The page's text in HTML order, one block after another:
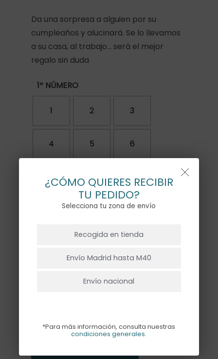
Da una sorpresa a alguien por su
cumpleaños y alucinará. Se lo llevamos
a su casa, al trabajo… será el mejor
regalo sin duda
1º NÚMERO
1 2 3
4 5 6
7 8 9
VAN ATADOS A
¿CÓMO QUIERES RECIBIR
TU PEDIDO?
Selecciona tu zona de envío
Recogida en tienda
Envío Madrid hasta M40
Envío nacional
*Para más información, consulta nuestras
condiciones generales.